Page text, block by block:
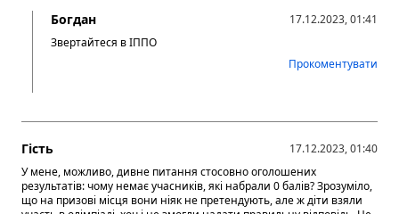
Богдан
17.12.2023, 01:41
Звертайтеся в ІППО
Прокоментувати
Гість
17.12.2023, 01:40
У мене, можливо, дивне питання стосовно оголошених
результатів: чому немає учасників, які набрали 0 балів? Зрозуміло,
що на призові місця вони ніяк не претендують, але ж діти взяли